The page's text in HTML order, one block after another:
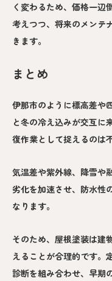
く変わるため、価格一辺
考えつつ、将来のメンテ
きます。
まとめ
伊那市のように標高差や
と冬の冷え込みが交互に
復作業として捉えるのは
気温差や紫外線、降雪や
劣化を加速させ、防水性
なります。
そのため、屋根塗装は建
えることが合理的です。
診断を組み合わせ、早期